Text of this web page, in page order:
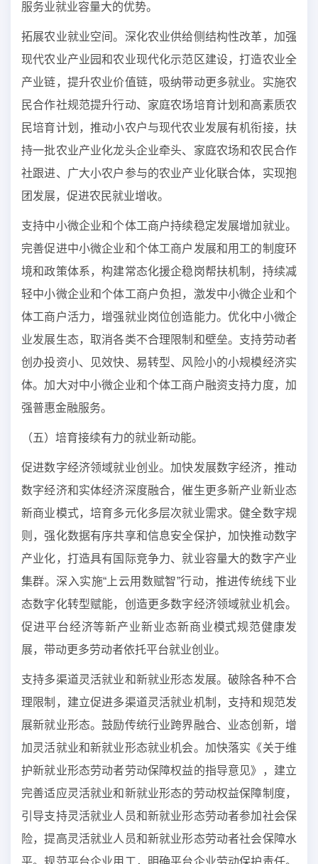
服务业就业容量大的优势。
拓展农业就业空间。深化农业供给侧结构性改革，加强
现代农业产业园和农业现代化示范区建设，打造农业全
产业链，提升农业价值链，吸纳带动更多就业。实施农
民合作社规范提升行动、家庭农场培育计划和高素质农
民培育计划，推动小农户与现代农业发展有机衔接，扶
持一批农业产业化龙头企业牵头、家庭农场和农民合作
社跟进、广大小农户参与的农业产业化联合体，实现抱
团发展，促进农民就业增收。
支持中小微企业和个体工商户持续稳定发展增加就业。
完善促进中小微企业和个体工商户发展和用工的制度环
境和政策体系，构建常态化援企稳岗帮扶机制，持续减
轻中小微企业和个体工商户负担，激发中小微企业和个
体工商户活力，增强就业岗位创造能力。优化中小微企
业发展生态，取消各类不合理限制和壁垒。支持劳动者
创办投资小、见效快、易转型、风险小的小规模经济实
体。加大对中小微企业和个体工商户融资支持力度，加
强普惠金融服务。
（五）培育接续有力的就业新动能。
促进数字经济领域就业创业。加快发展数字经济，推动
数字经济和实体经济深度融合，催生更多新产业新业态
新商业模式，培育多元化多层次就业需求。健全数字规
则，强化数据有序共享和信息安全保护，加快推动数字
产业化，打造具有国际竞争力、就业容量大的数字产业
集群。深入实施“上云用数赋智”行动，推进传统线下业
态数字化转型赋能，创造更多数字经济领域就业机会。
促进平台经济等新产业新业态新商业模式规范健康发
展，带动更多劳动者依托平台就业创业。
支持多渠道灵活就业和新就业形态发展。破除各种不合
理限制，建立促进多渠道灵活就业机制，支持和规范发
展新就业形态。鼓励传统行业跨界融合、业态创新，增
加灵活就业和新就业形态就业机会。加快落实《关于维
护新就业形态劳动者劳动保障权益的指导意见》，建立
完善适应灵活就业和新就业形态的劳动权益保障制度，
引导支持灵活就业人员和新就业形态劳动者参加社会保
险，提高灵活就业人员和新就业形态劳动者社会保障水